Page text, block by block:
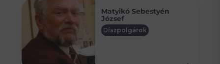
Matyikó Sebestyén
József
Díszpolgárok